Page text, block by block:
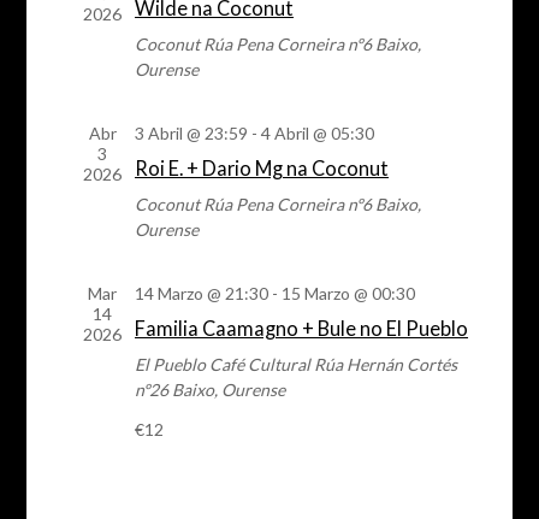
eventos
2026
Wilde na Coconut
CoconutRúa Pena Corneira nº6 Baixo,
Ourense
Abr
3
2026
3 Abril @ 23:59 -4 Abril @ 05:30
Roi E. + Dario Mg na Coconut
CoconutRúa Pena Corneira nº6 Baixo,
Ourense
Mar
14
2026
14 Marzo @ 21:30 - 15 Marzo @ 00:30
Familia Caamagno + Bule no El Pueblo
El Pueblo Café CulturalRúa Hernán Cortés
nº26 Baixo, Ourense
€12